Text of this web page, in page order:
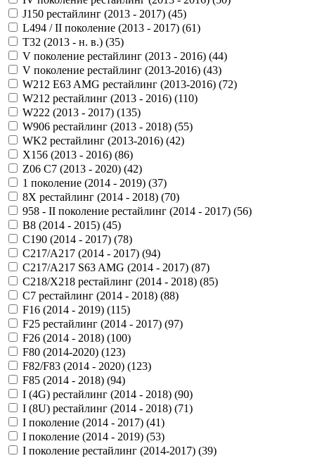
J150 рестайлинг (2013 - 2017) (45)
L494 / II поколение (2013 - 2017) (61)
T32 (2013 - н. в.) (35)
V поколение рестайлинг (2013 - 2016) (44)
V поколение рестайлинг (2013-2016) (43)
W212 E63 AMG рестайлинг (2013-2016) (72)
W212 рестайлинг (2013 - 2016) (110)
W222 (2013 - 2017) (135)
W906 рестайлинг (2013 - 2018) (55)
WK2 рестайлинг (2013-2016) (42)
X156 (2013 - 2016) (86)
Z06 C7 (2013 - 2020) (42)
1 поколение (2014 - 2019) (37)
8X рестайлинг (2014 - 2018) (70)
958 - II поколение рестайлинг (2014 - 2017) (56)
B8 (2014 - 2015) (45)
C190 (2014 - 2017) (78)
C217/A217 (2014 - 2017) (94)
C217/A217 S63 AMG (2014 - 2017) (87)
C218/X218 рестайлинг (2014 - 2018) (85)
C7 рестайлинг (2014 - 2018) (88)
F16 (2014 - 2019) (115)
F25 рестайлинг (2014 - 2017) (97)
F26 (2014 - 2018) (100)
F80 (2014-2020) (123)
F82/F83 (2014 - 2020) (123)
F85 (2014 - 2018) (94)
I (4G) рестайлинг (2014 - 2018) (90)
I (8U) рестайлинг (2014 - 2018) (71)
I поколение (2014 - 2017) (41)
I поколение (2014 - 2019) (53)
I поколение рестайлинг (2014-2017) (39)